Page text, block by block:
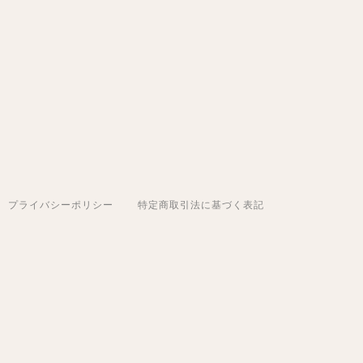
プライバシーポリシー 特定商取引法に基づく表記